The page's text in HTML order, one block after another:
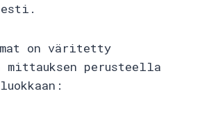
on väritetty
mittauksen perusteella